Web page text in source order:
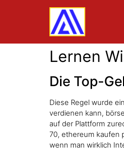
Lernen
Die Top-
Diese Regel wurde
verdienen kann,
auf der Plattform
70, ethereum kaufen
wenn man wirklich